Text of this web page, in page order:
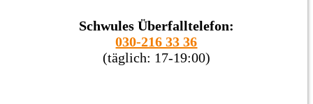
Schwules Überfalltelefon:
030-216 33 36
(täglich: 17-19:00)